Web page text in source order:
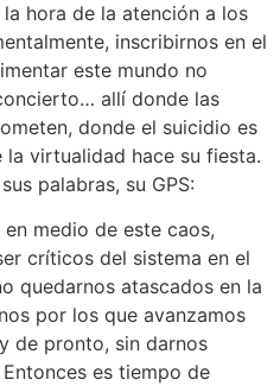
hora de la atención a los
inscribirnos en el
este mundo no
allí donde las
donde el suicidio es
la virtualidad hace su fiesta.
palabras, su GPS:
medio de este caos,
críticos del sistema en el
quedarnos atascados en la
por los que avanzamos
de pronto, sin darnos
es tiempo de